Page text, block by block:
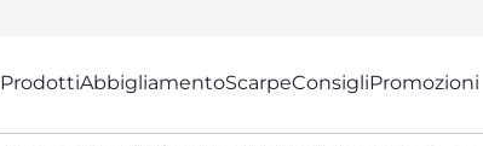
ProdottiAbbigliamentoScarpeConsigliPromozioni